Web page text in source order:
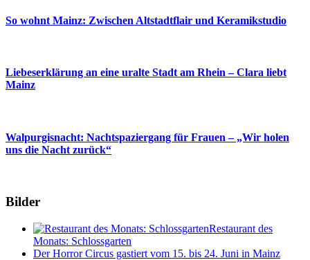
So wohnt Mainz: Zwischen Altstadtflair und Keramikstudio
Liebeserklärung an eine uralte Stadt am Rhein – Clara liebt
Mainz
Walpurgisnacht: Nachtspaziergang für Frauen – „Wir holen
uns die Nacht zurück“
Bilder
Restaurant des
Monats: Schlossgarten
Der Horror Circus gastiert vom 15. bis 24. Juni in Mainz